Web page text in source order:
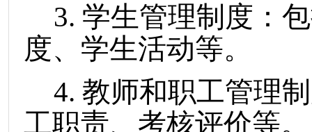
3. 学生管理制度：
度、学生活动等。
4. 教师和职工管理
工职责、考核评价等。